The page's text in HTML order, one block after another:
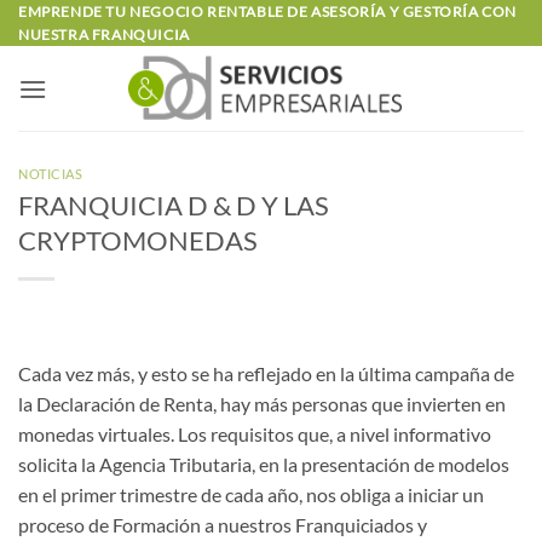
Saltar
al
EMPRENDE TU NEGOCIO RENTABLE DE ASESORÍA Y GESTORÍA CON
NUESTRA FRANQUICIA
NOTICIAS
FRANQUICIA D & D Y LAS
CRYPTOMONEDAS
Cada vez más, y esto se ha reflejado en la última campaña de
la Declaración de Renta, hay más personas que invierten en
monedas virtuales. Los requisitos que, a nivel informativo
solicita la Agencia Tributaria, en la presentación de modelos
en el primer trimestre de cada año, nos obliga a iniciar un
proceso de Formación a nuestros Franquiciados y